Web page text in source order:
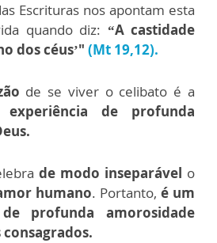
Escrituras nos apontam esta
quando diz: “A castidade
dos céus’" (Mt 19,12).
de se viver o celibato é a
de profunda
de modo inseparável o
humano. Portanto, é um
profunda amorosidade
consagrados.